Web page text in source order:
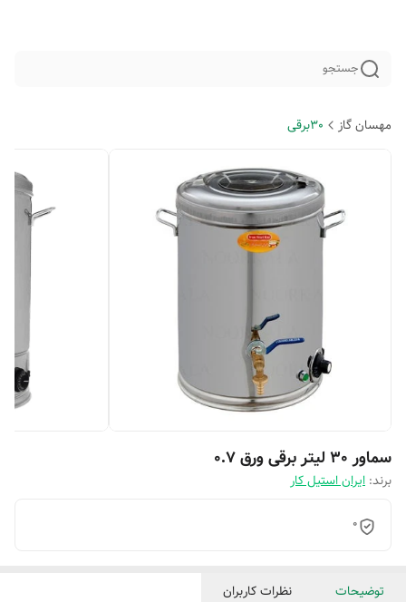
جستجو
مهسان گاز 30برقی
سماور 30 لیتر برقی ورق 0.7
برند: ایران استیل کار
0
توضیحات نظرات کاربران